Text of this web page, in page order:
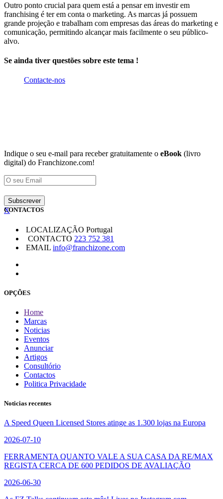
Outro ponto crucial para quem está a pensar em investir em
franchising é ter em conta o marketing. As marcas já possuem
grande projeção e trabalham com empresas das áreas do marketing e
comunicação, permitindo alcançar mais facilmente o seu público-
alvo.
Se ainda tiver questões sobre este tema !
Contacte-nos
Indique o seu e-mail para receber gratuitamente o eBook (livro
digital) do Franchizone.com!
X
CONTACTOS
LOCALIZAÇÃO Portugal
CONTACTO 223 752 381
EMAIL info@franchizone.com
OPÇÕES
Home
Marcas
Noticias
Eventos
Anunciar
Artigos
Consultório
Contactos
Politica Privacidade
Noticias recentes
A Speed Queen Licensed Stores atinge as 1.300 lojas na Europa
2026-07-10
FERRAMENTA QUANTO VALE A SUA CASA DA RE/MAX
REGISTA CERCA DE 600 PEDIDOS DE AVALIAÇÃO
2026-06-30